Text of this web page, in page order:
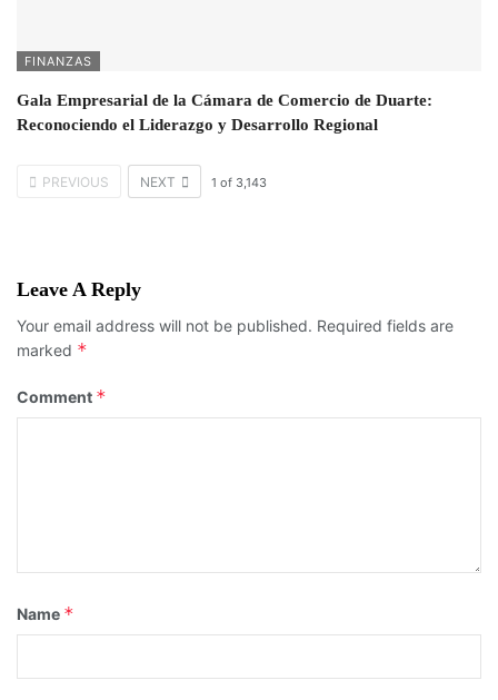
FINANZAS
Gala Empresarial de la Cámara de Comercio de Duarte:
Reconociendo el Liderazgo y Desarrollo Regional
PREVIOUS NEXT 1 of 3,143
Leave A Reply
Your email address will not be published. Required fields are
marked *
Comment *
Name *